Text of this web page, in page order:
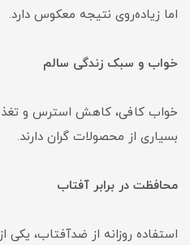
اما زیاده‌روی نتیجه معکوس دارد.
خواب و سبک زندگی سالم
خواب کافی، کاهش استرس و
بسیاری از محصولات گران دارند.
محافظت در برابر آفتاب
استفاده روزانه از ضدآفتاب، یکی